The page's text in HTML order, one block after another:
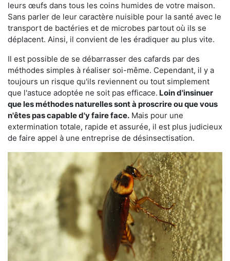
leurs œufs dans tous les coins humides de votre maison.
Sans parler de leur caractère nuisible pour la santé avec le
transport de bactéries et de microbes partout où ils se
déplacent. Ainsi, il convient de les éradiquer au plus vite.
Il est possible de se débarrasser des cafards par des
méthodes simples à réaliser soi-même. Cependant, il y a
toujours un risque qu'ils reviennent ou tout simplement
que l'astuce adoptée ne soit pas efficace. Loin d'insinuer
que les méthodes naturelles sont à proscrire ou que vous
n'êtes pas capable d'y faire face. Mais pour une
extermination totale, rapide et assurée, il est plus judicieux
de faire appel à une entreprise de désinsectisation.